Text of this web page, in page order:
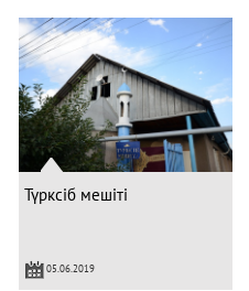
Түрксіб мешіті
05.06.2019